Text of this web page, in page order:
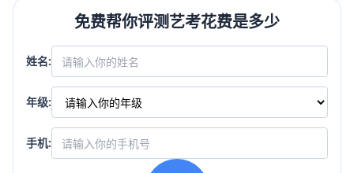
免费帮你评测艺考花费是多少
姓名:
年级:
手机: